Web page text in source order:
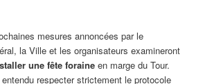
mesures annoncées par le
la Ville et les organisateurs examineront
une fête foraine en marge du Tour.
respecter strictement le protocole